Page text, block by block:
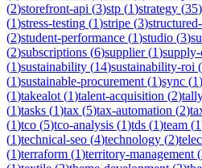
(2)storefront-api (3)stp (1)strategy (35)
(1)stress-testing (1)stripe (3)
(2)student-performance (1)studio (3)
(2)subscriptions (6)supplier(1)
(1)sustainability (14)sustainability-roi (
(1)sustainable-procurement (1)sync (1)
(1)takealot (1)talent-acquisition (2)
(1)tasks (1)tax (5)tax-automation (2)
(1)tco (5)tco-analysis (1)tds (1)team (1
(1)technical-seo (4)technology (2)
(1)terraform (1)territory-management (